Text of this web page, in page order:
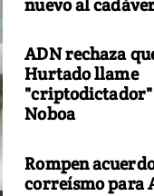
ADN rechaza
Hurtado llame
"criptodictador"
Noboa
Rompen
correísmo para